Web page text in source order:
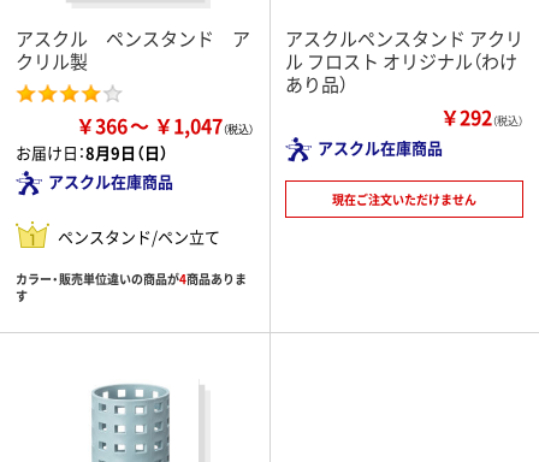
アスクル ペンスタンド ア
クリル製
￥366 ￥1,047
お届け日：8月9日（日）
アスクル在庫商品
ペンスタンド/ペン立て
カラー・販売単位違いの商品が4商品ありま
す
アスクルペンスタンド アクリ
ル フロスト オリジナル（わけ
あり品）
￥292（税込）
アスクル在庫商品
現在ご注文いただけません